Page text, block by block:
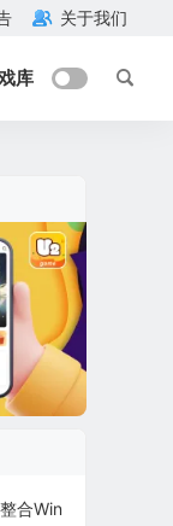
关于我们
库
合Win